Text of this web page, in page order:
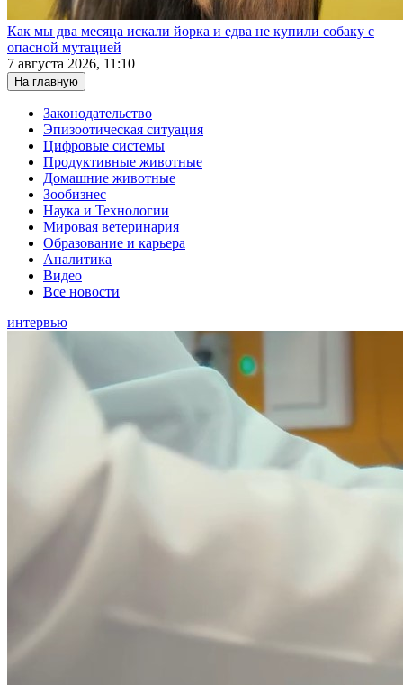
Как мы два месяца искали йорка и едва не купили собаку с
опасной мутацией
7 августа 2026, 11:10
На главную
Законодательство
Эпизоотическая ситуация
Цифровые системы
Продуктивные животные
Домашние животные
Зообизнес
Наука и Технологии
Мировая ветеринария
Образование и карьера
Аналитика
Видео
Все новости
интервью